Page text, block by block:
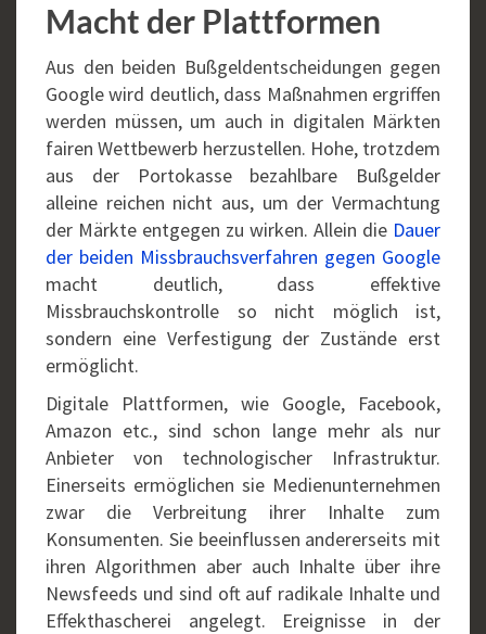
Macht der Plattformen
Aus den beiden Bußgeldentscheidungen gegen
Google wird deutlich, dass Maßnahmen ergriffen
werden müssen, um auch in digitalen Märkten
fairen Wettbewerb herzustellen. Hohe, trotzdem
aus der Portokasse bezahlbare Bußgelder
alleine reichen nicht aus, um der Vermachtung
der Märkte entgegen zu wirken. Allein die Dauer
der beiden Missbrauchsverfahren gegen Google
macht deutlich, dass effektive
Missbrauchskontrolle so nicht möglich ist,
sondern eine Verfestigung der Zustände erst
ermöglicht.
Digitale Plattformen, wie Google, Facebook,
Amazon etc., sind schon lange mehr als nur
Anbieter von technologischer Infrastruktur.
Einerseits ermöglichen sie Medienunternehmen
zwar die Verbreitung ihrer Inhalte zum
Konsumenten. Sie beeinflussen andererseits mit
ihren Algorithmen aber auch Inhalte über ihre
Newsfeeds und sind oft auf radikale Inhalte und
Effekthascherei angelegt. Ereignisse in der